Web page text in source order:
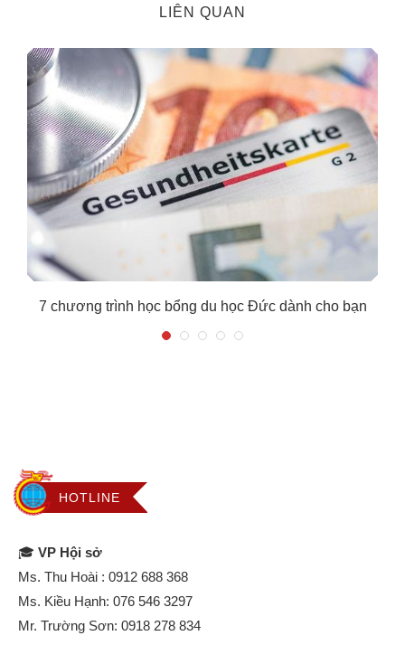
LIÊN QUAN
7 chương trình học bổng du học Đức dành cho bạn
HOTLINE
🎓 VP Hội sở
Ms. Thu Hoài : 0912 688 368
Ms. Kiều Hạnh: 076 546 3297
Mr. Trường Sơn: 0918 278 834